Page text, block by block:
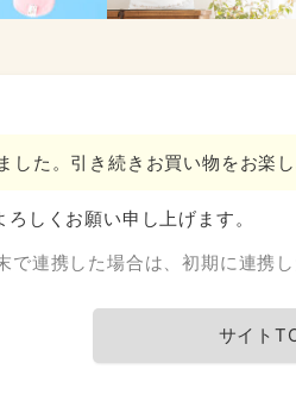
した。引き続きお買い物をお楽
しくお願い申し上げます。
で連携した場合は、初期に連携
サイト